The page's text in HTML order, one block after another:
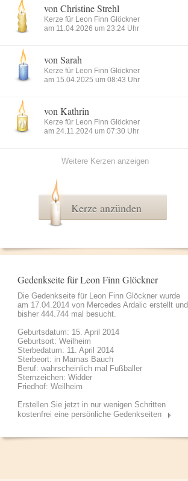
von Christine Strehl
Kerze für Leon Finn Glöckner
am 11.04.2026 um 23:24 Uhr
von Sarah
Kerze für Leon Finn Glöckner
am 15.04.2025 um 08:43 Uhr
von Kathrin
Kerze für Leon Finn Glöckner
am 24.11.2024 um 07:30 Uhr
Weitere Kerzen anzeigen
Kerze anzünden
Gedenkseite für Leon Finn Glöckner
Die Gedenkseite für Leon Finn Glöckner wurde
am 17.04.2014 von Mercedes Ardalic erstellt und
bisher 444.744 mal besucht.
Geburtsdatum: 15. April 2014
Geburtsort: Weilheim
Sterbedatum: 11. April 2014
Sterbeort: in Mamas Bauch
Beruf: wahrscheinlich mal Fußballer
Sternzeichen: Widder
Friedhof: Weilheim
Erstellen Sie jetzt in nur wenigen Schritten
kostenfrei eine persönliche Gedenkseiten